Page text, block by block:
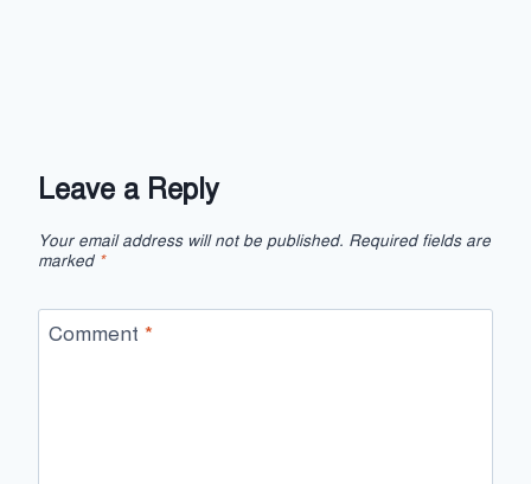
Leave a Reply
Your email address will not be published. Required fields are
marked *
Comment *